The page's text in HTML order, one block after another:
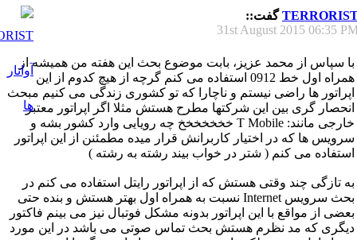
گفت::
31st August 2015 06:35
با سپاس از محمد عزیز، بابت موضوع بحث این هفته من همیشه از
همراه اول خط 0912 استفاده می کنم گرچه از هیچ کدوم از این
اپراتور ها راضی نیستم و ناچارا که تو کشوری زندگی می کنیم مبحث
انحصار گری بین این شرکتها مطرح هستش مثلا اگر اپراتور معتبر
خارجی مانند: T Mobile خخخخخخخ چه رویایی وارد کشور بشه و
سرویس ها که در اختیار کاربرانش قرار میده مطمئنن از این اپراتور
استفاده می کنم ( شتر در خواب بیند رشته به رشته )
به تازگی چند وقتی هستش که از اپراتور رایتل استفاده می کنم در
بحث سرویس Internet نسبت به همراه اول بهتر هستش و بنده حتی
بعضی از مواقع با این اپراتور بدونه مشکل فوتبال نیز می بینم فاکتور
دیگری که مد نظرم هستش بحث تماس صوتی می باشد در این مورد